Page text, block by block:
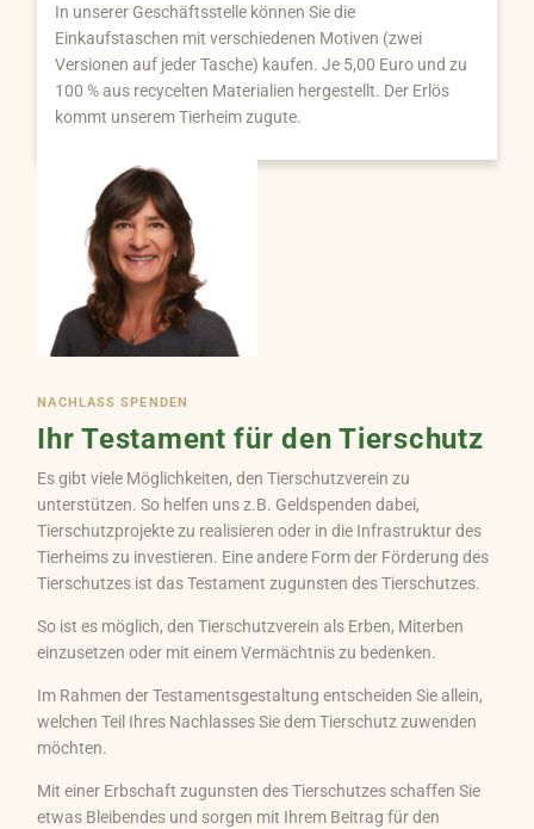
In unserer Geschäftsstelle können Sie die
Einkaufstaschen mit verschiedenen Motiven (zwei
Versionen auf jeder Tasche) kaufen. Je 5,00 Euro und zu
100 % aus recycelten Materialien hergestellt. Der Erlös
kommt unserem Tierheim zugute.
NACHLASS SPENDEN
Ihr Testament für den Tierschutz
Es gibt viele Möglichkeiten, den Tierschutzverein zu
unterstützen. So helfen uns z.B. Geldspenden dabei,
Tierschutzprojekte zu realisieren oder in die Infrastruktur des
Tierheims zu investieren. Eine andere Form der Förderung des
Tierschutzes ist das Testament zugunsten des Tierschutzes.
So ist es möglich, den Tierschutzverein als Erben, Miterben
einzusetzen oder mit einem Vermächtnis zu bedenken.
Im Rahmen der Testamentsgestaltung entscheiden Sie allein,
welchen Teil Ihres Nachlasses Sie dem Tierschutz zuwenden
möchten.
Mit einer Erbschaft zugunsten des Tierschutzes schaffen Sie
etwas Bleibendes und sorgen mit Ihrem Beitrag für den